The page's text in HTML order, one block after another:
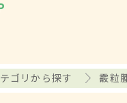
ゴリから探す 霰粒